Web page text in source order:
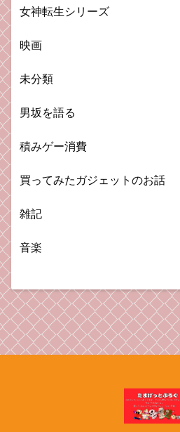
女神転生シリーズ
映画
未分類
男坂を語る
積みゲー消費
買ってみたガジェットのお話
雑記
音楽